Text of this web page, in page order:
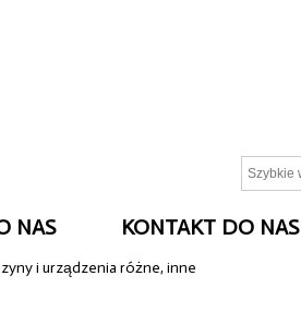
NAS KONTAKT DO NAS
i urządzenia różne, inne